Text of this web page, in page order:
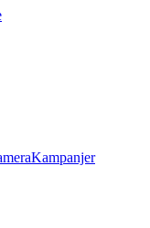
Kampanjer